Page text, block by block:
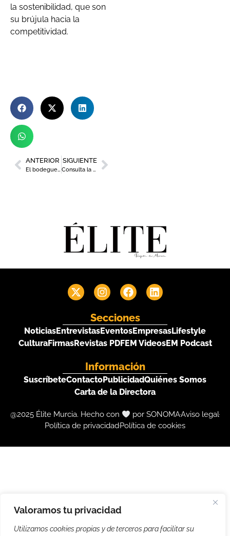
Valoramos tu privacidad
Utilizamos cookies propias y de terceros para facilitar su
la sostenibilidad, que son
su brújula hacia la
competitividad.
ANTERIOR
El bodeguero de Jumilla con 100 puntos Parker que nunca pide su propio vino
SIGUIENTE
Consulta la programación de la 30 edición de La Mar de Músicas
Secciones
NoticiasEntrevistasEventosEmpresasLifestyle
CulturaFirmasRevistas PDFEM VideosEM Podcast
Información
SuscríbeteContactoPublicidadQuiénes Somos
Carta de la Directora
@2025 Élite Murcia. Hecho con por SONOMAAviso legal
Política de privacidadPolítica de cookies